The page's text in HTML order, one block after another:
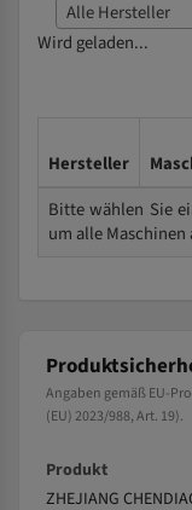
Alle Hersteller
Wird geladen...
Hersteller
Bitte wählen Sie
um alle Maschinen
Angaben gemäß EU-
(EU) 2023/988, Art. 19).
Produkt
ZHEJIANG